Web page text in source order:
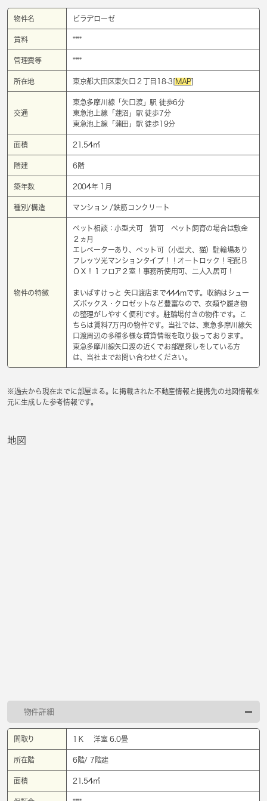
物件名 ビラデローゼ
賃料 ****
管理費等 ****
所在地 東京都大田区東矢口２丁目18-3[MAP]
交通
東急多摩川線「矢口渡」駅 徒歩6分
東急池上線「 蓮沼 」駅 徒歩7分
東急池上線「 蒲田 」駅 徒歩19分
面積 21.54㎡
階建 6階
築年数 2004年 1月
種別/構造 マンション /鉄筋コンクリート
物件の特徴
ペット相談：小型犬可 猫可 ペット飼育の場合は敷金
２ヵ月
エレベーターあり、ペット可（小型犬、猫）駐輪場あり
フレッツ光マンションタイプ！！オートロック！宅配Ｂ
ＯＸ！１フロア２室！事務所使用可、二人入居可！
まいばすけっと 矢口渡店まで444mです。収納はシュー
ズボックス・クロゼットなど豊富なので、衣類や履き物
の整理がしやすく便利です。駐輪場付きの物件です。こ
ちらは賃料7万円の物件です。当社では、東急多摩川線矢
口渡周辺の多種多様な賃貸情報を取り扱っております。
東急多摩川線矢口渡の近くでお部屋探しをしている方
は、当社までお問い合わせください。
※過去から現在までに部屋まる。に掲載された不動産情報と提携先の地図情報を
元に生成した参考情報です。
地図
物件詳細
間取り 1Ｋ 洋室 6.0畳
所在階 6階/ 7階建
面積 21.54㎡